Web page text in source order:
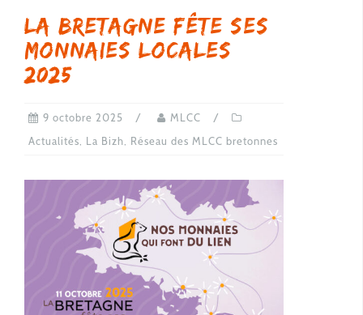
La Bretagne fête ses
monnaies locales
2025
9 octobre 2025
MLCC
Actualités, La Bizh, Réseau des MLCC bretonnes